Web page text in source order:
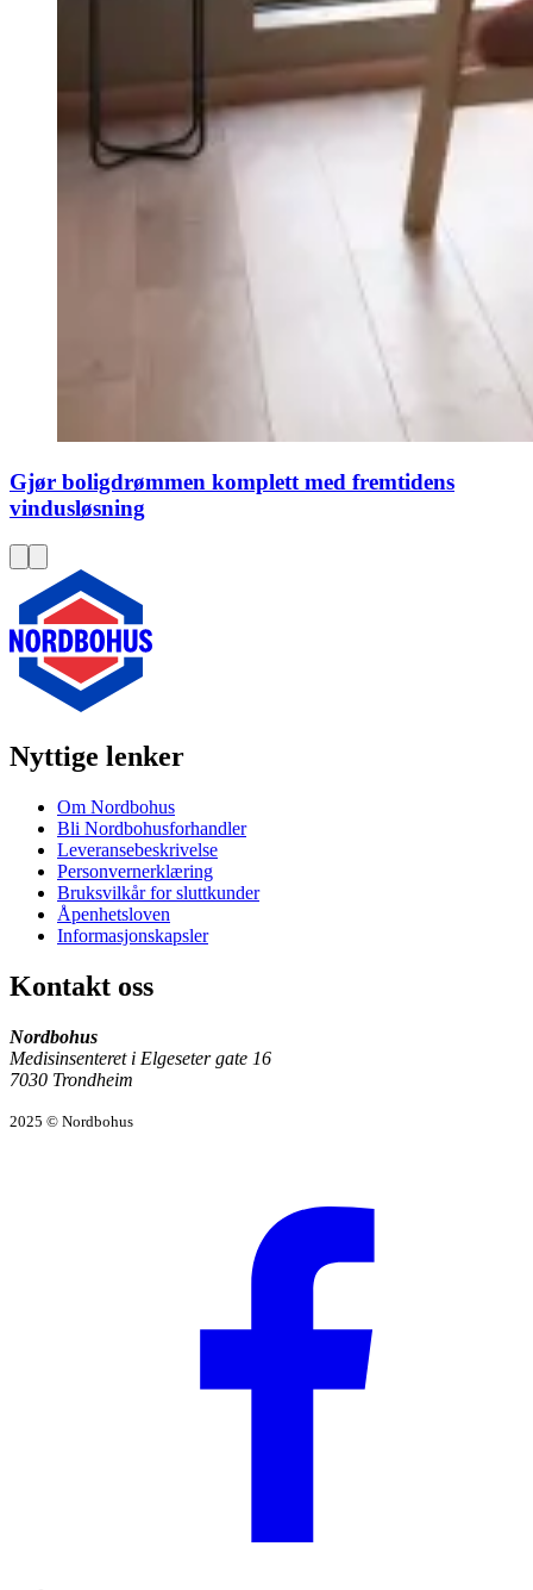
Gjør boligdrømmen komplett med fremtidens
vindusløsning
Nyttige lenker
Om Nordbohus
Bli Nordbohusforhandler
Leveransebeskrivelse
Personvernerklæring
Bruksvilkår for sluttkunder
Åpenhetsloven
Informasjonskapsler
Kontakt oss
Nordbohus
Medisinsenteret i Elgeseter gate 16
7030 Trondheim
2025 © Nordbohus